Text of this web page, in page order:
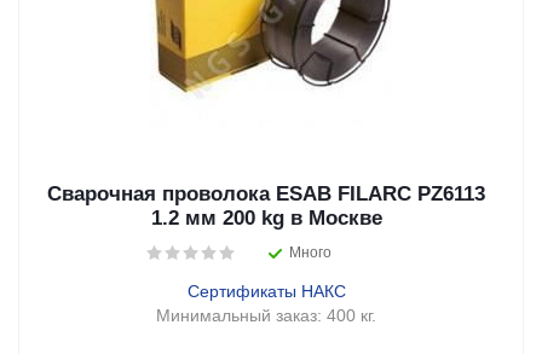
Сварочная проволока ESAB FILARC PZ6113
1.2 мм 200 kg в Москве
Много
Сертификаты НАКС
Минимальный заказ: 400 кг.